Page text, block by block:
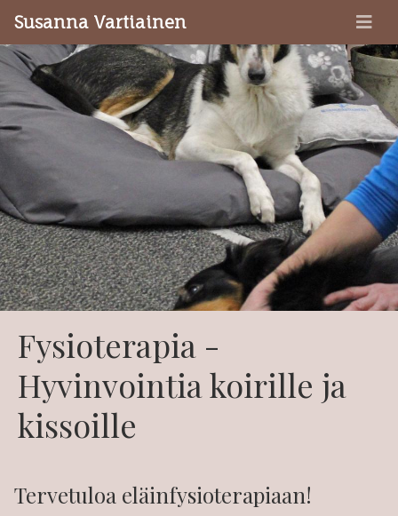
Susanna Vartiainen
Fysioterapia -
Hyvinvointia koirille ja
kissoille
Tervetuloa eläinfysioterapiaan!